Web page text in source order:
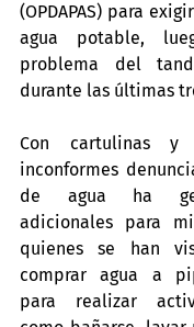
(OPDAPAS) para
agua potable,
problema del
durante las últimas
Con cartulinas y
inconformes
de agua ha
adicionales para
quienes se han
comprar agua a
para realizar